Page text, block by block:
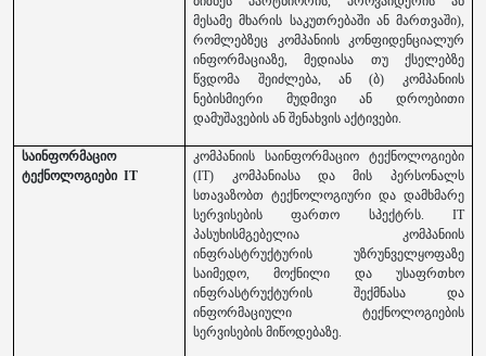
მესამე მხარის საკუთრებაში ან მართვაში),
რომლებზეც კომპანიის კონფიდენციალურ
ინფორმაციაზე, მედიასა თუ ქსელებზე
წვდომა შეიძლება, ან (ბ) კომპანიის
ნებისმიერი მუდმივი ან დროებითი
დამუშავების ან შენახვის აქტივები.
საინფორმაციო
ტექნოლოგიები IT
კომპანიის საინფორმაციო ტექნოლოგიები
(IT) კომპანიასა და მის პერსონალს
სთავაზობთ ტექნოლოგიური და დამხმარე
სერვისების ფართო სპექტრს. IT
პასუხისმგებელია კომპანიის
ინფრასტრუქტურის უზრუნველყოფაზე
საიმედო, მოქნილი და უსაფრთხო
ინფრასტრუქტურის შექმნასა და
ინფორმაციული ტექნოლოგიების
სერვისების მიწოდებაზე.